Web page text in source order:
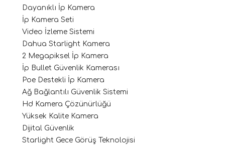
Dayanıklı İp Kamera
İp Kamera Seti
Video İzleme Sistemi
Dahua Starlight Kamera
2 Megapiksel İp Kamera
İp Bullet Güvenlik Kamerası
Poe Destekli İp Kamera
Ağ Bağlantılı Güvenlik Sistemi
Hd Kamera Çözünürlüğü
Yüksek Kalite Kamera
Dijital Güvenlik
Starlight Gece Görüş Teknolojisi